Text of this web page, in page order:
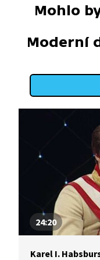
Mohlo
Moderní
24:20
Karel I.